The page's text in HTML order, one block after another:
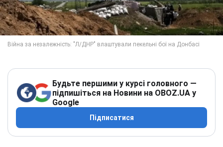
Будьте першими у курсі головного —
підпишіться на Новини на OBOZ.UA у
Google
Підписатися